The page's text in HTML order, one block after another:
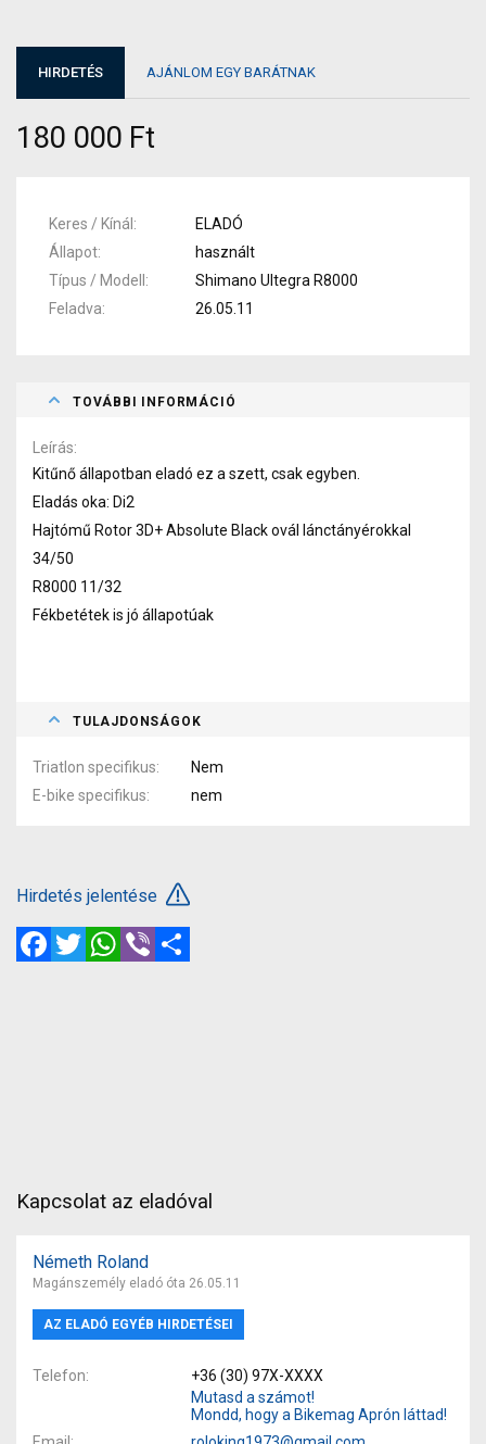
HIRDETÉS AJÁNLOM EGY BARÁTNAK
180 000 Ft
Keres / Kínál
ELADÓ
Állapot
használt
Típus / Modell
Shimano Ultegra R8000
Feladva
26.05.11
TOVÁBBI INFORMÁCIÓ
Leírás
Kitűnő állapotban eladó ez a szett, csak egyben.
Eladás oka: Di2
Hajtómű Rotor 3D+ Absolute Black ovál lánctányérokkal
34/50
R8000 11/32
Fékbetétek is jó állapotúak
TULAJDONSÁGOK
Triatlon specifikus
Nem
E-bike specifikus
nem
Hirdetés jelentése
FacebookTwitterWhatsApp
Viber
Kapcsolat az eladóval
Németh Roland
Magánszemély eladó óta 26.05.11
AZ ELADÓ EGYÉB HIRDETÉSEI
Telefon
+36 (30) 97X-XXXX
Mutasd a számot!
Mondd, hogy a Bikemag Aprón láttad!